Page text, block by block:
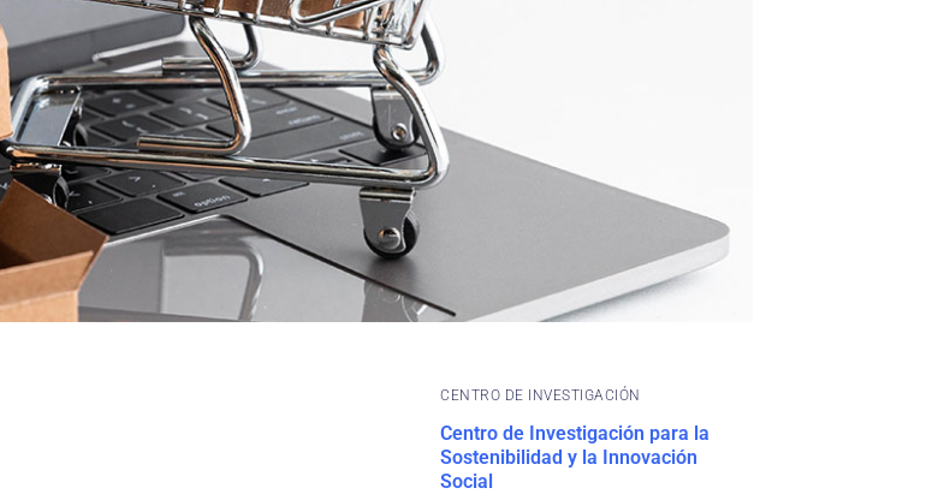
CENTRO DE INVESTIGACIÓN
Centro de Investigación para la
Sostenibilidad y la Innovación
Social